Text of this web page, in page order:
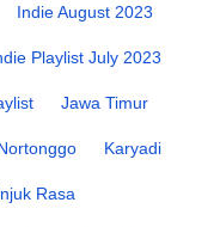
Indie August 2023
Playlist July 2023
Jawa Timur
Karyadi
Rasa